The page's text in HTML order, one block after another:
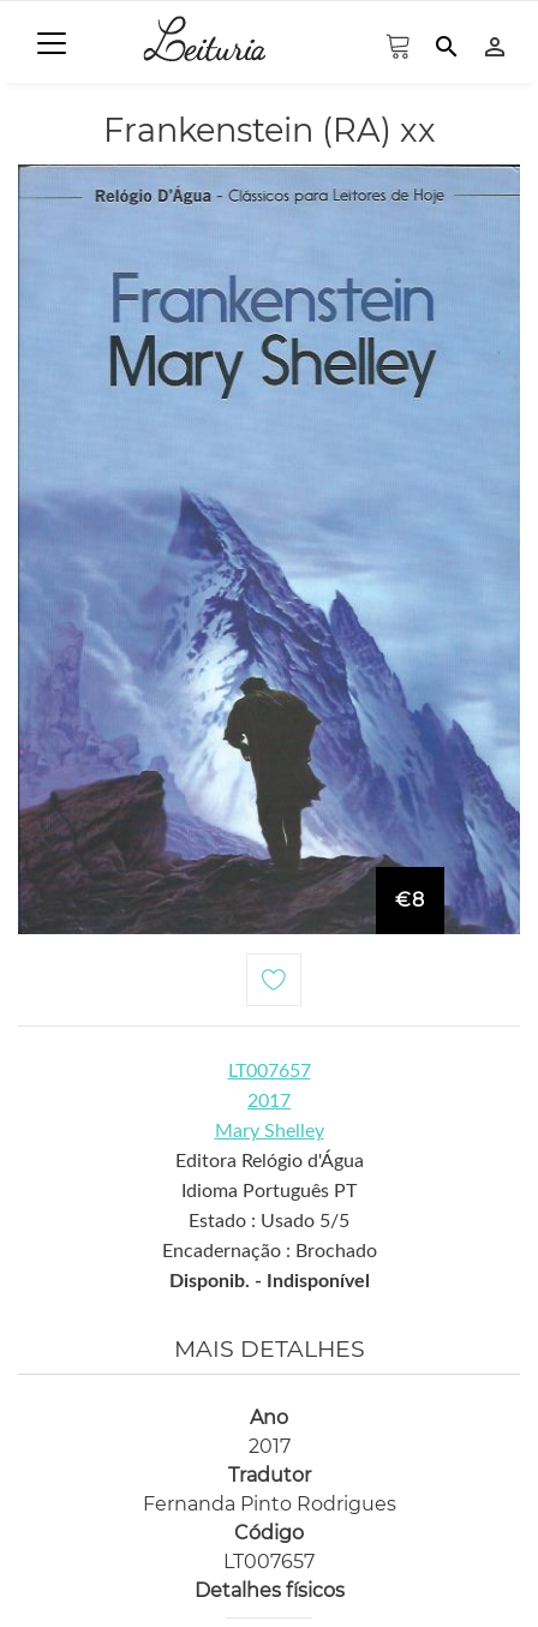
search person_outline
Frankenstein (RA) xx
€8
LT007657
2017
Mary Shelley
Editora Relógio d'Água
Idioma Português PT
Estado : Usado 5/5
Encadernação : Brochado
Disponib. -
Indisponível
MAIS DETALHES
Ano
2017
Tradutor
Fernanda Pinto Rodrigues
Código
LT007657
Detalhes físicos